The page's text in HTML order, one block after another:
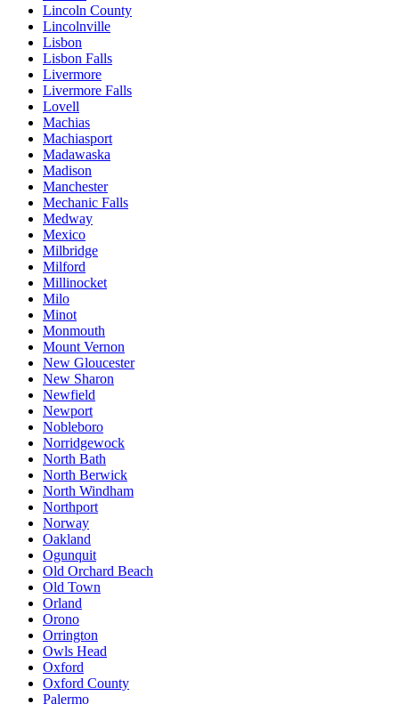
Lincoln County
Lincolnville
Lisbon
Lisbon Falls
Livermore
Livermore Falls
Lovell
Machias
Machiasport
Madawaska
Madison
Manchester
Mechanic Falls
Medway
Mexico
Milbridge
Milford
Millinocket
Milo
Minot
Monmouth
Mount Vernon
New Gloucester
New Sharon
Newfield
Newport
Nobleboro
Norridgewock
North Bath
North Berwick
North Windham
Northport
Norway
Oakland
Ogunquit
Old Orchard Beach
Old Town
Orland
Orono
Orrington
Owls Head
Oxford
Oxford County
Palermo